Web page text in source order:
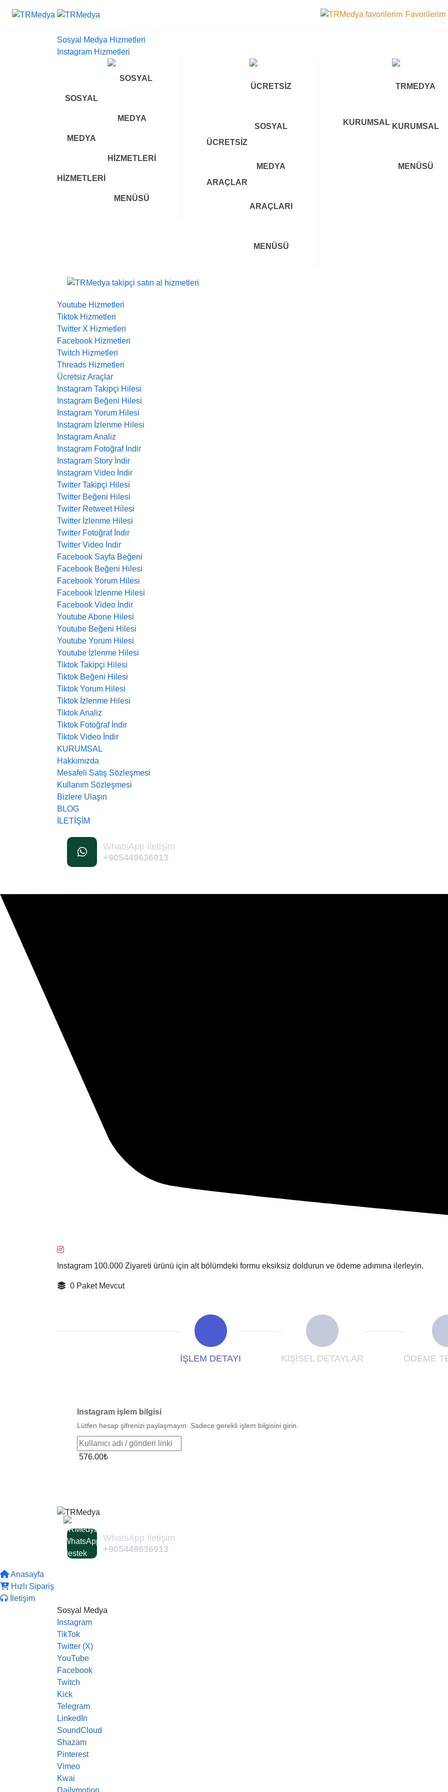
Favorilerim
SOSYAL
MEDYA
HIZMETLERI
ÜCRETSIZ
ARAÇLAR
KURUMSAL
Sosyal Medya Hizmetleri
Instagram Hizmetleri
Youtube Hizmetleri
Tiktok Hizmetleri
Twitter X Hizmetleri
Facebook Hizmetleri
Twitch Hizmetleri
Threads Hizmetleri
Ücretsiz Araçlar
Instagram Takipçi Hilesi
Instagram Beğeni Hilesi
Instagram Yorum Hilesi
Instagram İzlenme Hilesi
Instagram Analiz
Instagram Fotoğraf İndir
Instagram Story İndir
Instagram Video İndir
Twitter Takipçi Hilesi
Twitter Beğeni Hilesi
Twitter Retweet Hilesi
Twitter İzlenme Hilesi
Twitter Fotoğraf İndir
Twitter Video İndir
Facebook Sayfa Beğeni
Facebook Beğeni Hilesi
Facebook Yorum Hilesi
Facebook İzlenme Hilesi
Facebook Video İndir
Youtube Abone Hilesi
Youtube Beğeni Hilesi
Youtube Yorum Hilesi
Youtube İzlenme Hilesi
Tiktok Takipçi Hilesi
Tiktok Beğeni Hilesi
Tiktok Yorum Hilesi
Tiktok İzlenme Hilesi
Tiktok Analiz
Tiktok Fotoğraf İndir
Tiktok Video İndir
KURUMSAL
Hakkımızda
Mesafeli Satış Sözleşmesi
Kullanım Sözleşmesi
Bizlere Ulaşın
BLOG
İLETİŞİM
WhatsApp İletişim
+905449636913
Instagram 100.000 Ziyareti ürünü için alt bölümdeki formu eksiksiz doldurun ve ödeme adımına ilerleyin.
0 Paket Mevcut
İŞLEM DETAYI KİŞİSEL DETAYLAR ÖDEME
Instagram işlem bilgisi
Lütfen hesap şifrenizi paylaşmayın. Sadece gerekli işlem bilgisini girin.
576.00₺
WhatsApp İletişim
+905449636913
Anasayfa
Hızlı Sipariş
İletişim
Sosyal Medya
Instagram
TikTok
Twitter (X)
YouTube
Facebook
Twitch
Kick
Telegram
LinkedIn
SoundCloud
Shazam
Pinterest
Vimeo
Kwai
Dailymotion